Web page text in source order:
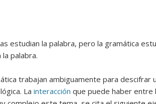
estudian la palabra, pero la gramática
palabra.
trabajan ambiguamente para descifrar
La interacción que puede haber entre